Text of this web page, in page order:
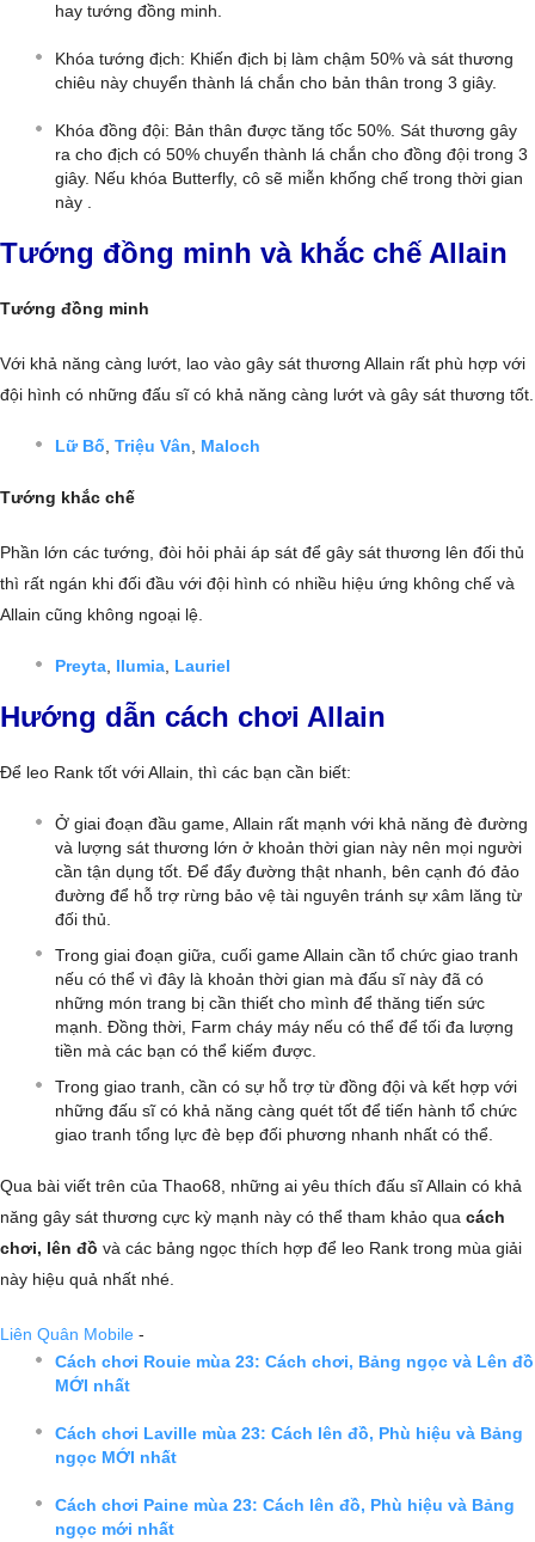
hay tướng đồng minh.
Khóa tướng địch: Khiến địch bị làm chậm 50% và sát thương
chiêu này chuyển thành lá chắn cho bản thân trong 3 giây.
Khóa đồng đội: Bản thân được tăng tốc 50%. Sát thương gây
ra cho địch có 50% chuyển thành lá chắn cho đồng đội trong 3
giây. Nếu khóa Butterfly, cô sẽ miễn khống chế trong thời gian
này .
Tướng đồng minh và khắc chế Allain
Tướng đồng minh
Với khả năng càng lướt, lao vào gây sát thương Allain rất phù hợp với
đội hình có những đấu sĩ có khả năng càng lướt và gây sát thương tốt.
Lữ Bố, Triệu Vân, Maloch
Tướng khắc chế
Phần lớn các tướng, đòi hỏi phải áp sát để gây sát thương lên đối thủ
thì rất ngán khi đối đầu với đội hình có nhiều hiệu ứng không chế và
Allain cũng không ngoại lệ.
Preyta, Ilumia, Lauriel
Hướng dẫn cách chơi Allain
Để leo Rank tốt với Allain, thì các bạn cần biết:
Ở giai đoạn đầu game, Allain rất mạnh với khả năng đè đường
và lượng sát thương lớn ở khoản thời gian này nên mọi người
cần tận dụng tốt. Để đẩy đường thật nhanh, bên cạnh đó đảo
đường để hỗ trợ rừng bảo vệ tài nguyên tránh sự xâm lăng từ
đối thủ.
Trong giai đoạn giữa, cuối game Allain cần tổ chức giao tranh
nếu có thể vì đây là khoản thời gian mà đấu sĩ này đã có
những món trang bị cần thiết cho mình để thăng tiến sức
mạnh. Đồng thời, Farm cháy máy nếu có thể để tối đa lượng
tiền mà các bạn có thể kiếm được.
Trong giao tranh, cần có sự hỗ trợ từ đồng đội và kết hợp với
những đấu sĩ có khả năng càng quét tốt để tiến hành tổ chức
giao tranh tổng lực đè bẹp đối phương nhanh nhất có thể.
Qua bài viết trên của Thao68, những ai yêu thích đấu sĩ Allain có khả
năng gây sát thương cực kỳ mạnh này có thể tham khảo qua cách
chơi, lên đồ và các bảng ngọc thích hợp để leo Rank trong mùa giải
này hiệu quả nhất nhé.
Liên Quân Mobile -
Cách chơi Rouie mùa 23: Cách chơi, Bảng ngọc và Lên đồ
MỚI nhất
Cách chơi Laville mùa 23: Cách lên đồ, Phù hiệu và Bảng
ngọc MỚI nhất
Cách chơi Paine mùa 23: Cách lên đồ, Phù hiệu và Bảng
ngọc mới nhất